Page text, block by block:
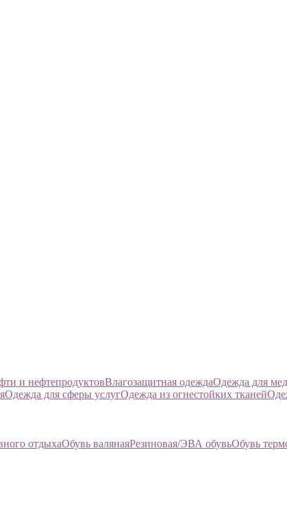
и нефтепродуктовВлагозащитная одеждаОдежда для
Одежда для сферы услугОдежда из огнестойких тканей
отдыхаОбувь валянаяРезиновая/ЭВА обувьОбувь